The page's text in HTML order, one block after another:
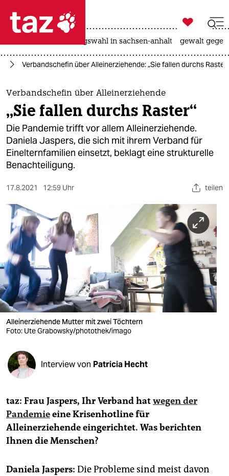
 taz zahl ich
taz zahl ich
themen
politik
öko
gesellschaft
kultur
sport
berlin
nord
wahrheit
verlag
verlag
shop
fragen & hilfe
unterstützen
abo
genossenschaft

taz zahl ich
landtagswahl in sachsen-anhalt gewalt
Verbandschefin über Alleinerziehende: „Sie fallen durchs Raster“
Verbandschefin über Alleinerziehende
„Sie fallen durchs Raster“
Die Pandemie trifft vor allem Alleinerziehende.
Daniela Jaspers, die sich mit ihrem Verband für
Einelternfamilien einsetzt, beklagt eine strukturelle
Benachteiligung.
17.8.2021 12:59 Uhr teilen
Alleinerziehende Mutter mit zwei Töchtern
Foto: Ute Grabowsky/photothek/imago
Interview von Patricia Hecht
taz: Frau Jaspers, Ihr Verband hatwegen der
Pandemieeine Krisenhotline für
Alleinerziehende eingerichtet. Was berichten
Ihnen die Menschen?
Daniela Jaspers: Die Probleme sind meist davon